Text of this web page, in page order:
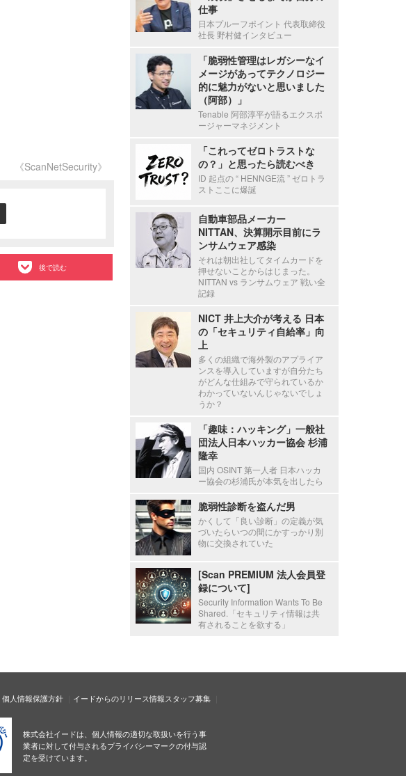
《ScanNetSecurity》
後で読む
仕事
日本プルーフポイント 代表取締役
社長 野村健インタビュー
「脆弱性管理はレガシーなイ
メージがあってテクノロジー
的に魅力がないと思いました
（阿部）」
Tenable 阿部淳平が語るエクスポ
ージャーマネジメント
「これってゼロトラストな
の？」と思ったら読むべき
ID 起点の “ HENNGE流 ” ゼロトラ
ストここに爆誕
自動車部品メーカー
NITTAN、決算開示目前にラ
ンサムウェア感染
それは朝出社してタイムカードを
押せないことからはじまった。
NITTAN vs ランサムウェア 戦い全
記録
NICT 井上大介が考える 日本
の「セキュリティ自給率」向
上
多くの組織で海外製のアプライア
ンスを導入していますが自分たち
がどんな仕組みで守られているか
わかっていないんじゃないでしょ
うか？
「趣味：ハッキング」一般社
団法人日本ハッカー協会 杉浦
隆幸
国内 OSINT 第一人者 日本ハッカ
ー協会の杉浦氏が本気を出したら
脆弱性診断を盗んだ男
かくして「良い診断」の定義が気
づいたらいつの間にかすっかり別
物に交換されていた
[Scan PREMIUM 法人会員登
録について]
Security Information Wants To Be
Shared.「セキュリティ情報は共
有されることを欲する」
個人情報保護方針 イードからのリリース情報スタッフ募集
株式会社イードは、個人情報の適切な取扱いを行う事
業者に対して付与されるプライバシーマークの付与認
定を受けています。